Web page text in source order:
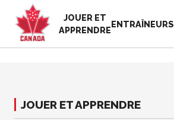
EN
FR
quelque
chose?
Accueil
JOUER ET
APPRENDRE
ENTRAÎNEURS
JOUER ET APPRENDRE